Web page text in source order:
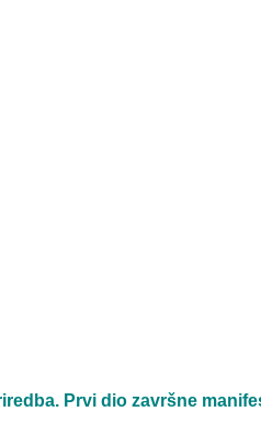
Prvi dio završne